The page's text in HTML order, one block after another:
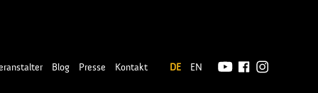
Blog Presse Kontakt DE EN